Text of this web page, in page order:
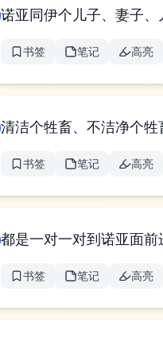
诺亚同伊个儿子、妻子、
书签 笔记 高亮
清洁个牲畜、不洁净个牲
书签 笔记 高亮
都是一对一对到诺亚面前
书签 笔记 高亮